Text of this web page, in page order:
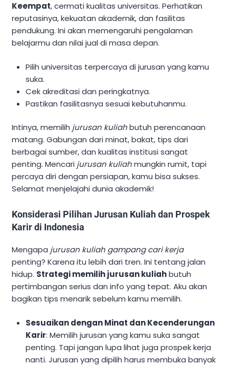
Keempat, cermati kualitas universitas. Perhatikan
reputasinya, kekuatan akademik, dan fasilitas
pendukung. Ini akan memengaruhi pengalaman
belajarmu dan nilai jual di masa depan.
Pilih universitas terpercaya di jurusan yang kamu
suka.
Cek akreditasi dan peringkatnya.
Pastikan fasilitasnya sesuai kebutuhanmu.
Intinya, memilih jurusan kuliahbutuh perencanaan
matang. Gabungan dari minat, bakat, tips dari
berbagai sumber, dan kualitas institusi sangat
penting. Mencari jurusan kuliahmungkin rumit, tapi
percaya diri dengan persiapan, kamu bisa sukses.
Selamat menjelajahi dunia akademik!
Konsiderasi Pilihan Jurusan Kuliah dan Prospek
Karir di Indonesia
Mengapa jurusan kuliah gampang cari kerja
penting? Karena itu lebih dari tren. Ini tentang jalan
hidup. Strategi memilih jurusan kuliahbutuh
pertimbangan serius dan info yang tepat. Aku akan
bagikan tips menarik sebelum kamu memilih.
Sesuaikan dengan Minat dan Kecenderungan
Karir: Memilih jurusan yang kamu suka sangat
penting. Tapi jangan lupa lihat juga prospek kerja
nanti. Jurusan yang dipilih harus membuka banyak